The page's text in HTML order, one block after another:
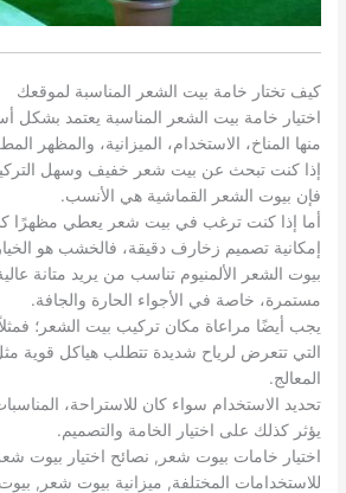
كيف تختار خامة بيت الشعر المناسبة لموقعك
اختيار خامة بيت الشعر المناسبة يعتمد
منها المناخ، الاستخدام، الميزانية، والمظهر
إذا كنت تبحث عن بيت شعر خفيف وسهل
فإن بيوت الشعر القماشية هي الأنسب.
أما إذا كنت ترغب في بيت شعر يعطي مظهرًا
إمكانية تصميم زخارف دقيقة، فالخشب هو
بيوت الشعر الألمنيوم تناسب من يريد متانة
مستمرة، خاصة في الأجواء الحارة والجافة.
يجب أيضًا مراعاة مكان تركيب بيت الشعر؛
التي تتعرض لرياح شديدة تتطلب هياكل قوية
المعالج.
تحديد الاستخدام سواء كان للاستراحة،
يؤثر كذلك على اختيار الخامة والتصميم.
اختيار خامات بيوت شعر, نصائح اختيار بيوت
للاستخدامات المختلفة, ميزانية بيوت شعر,